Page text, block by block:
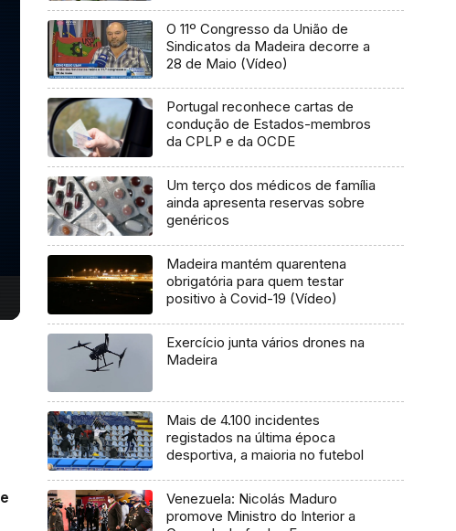
O 11º Congresso da União de
Sindicatos da Madeira decorre a
28 de Maio (Vídeo)
Portugal reconhece cartas de
condução de Estados-membros
da CPLP e da OCDE
Um terço dos médicos de família
ainda apresenta reservas sobre
genéricos
Madeira mantém quarentena
obrigatória para quem testar
positivo à Covid-19 (Vídeo)
Exercício junta vários drones na
Madeira
Mais de 4.100 incidentes
registados na última época
desportiva, a maioria no futebol
Venezuela: Nicolás Maduro
promove Ministro do Interior a